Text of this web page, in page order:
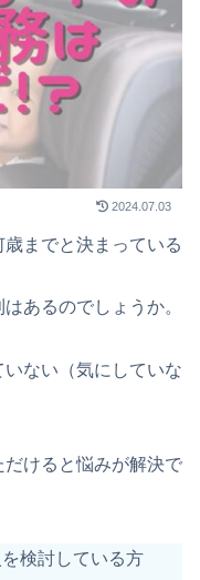
2024.07.03
までと決まっている
あるのでしょうか。
ない（気にしていな
けると悩みが解決で
検討している方